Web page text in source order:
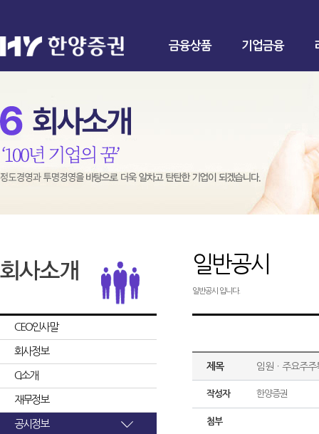
금융상품 기업금융
CEO인사말
회사정보
CI소개
재무정보
공시정보
일반공시
일반공시 입니다.
제목 임원ㆍ주요주
작성자 한양증권
첨부